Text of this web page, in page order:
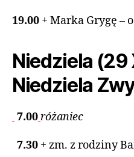
19.00 + Marka Grygę –
Niedziela
Niedziela
7.00różaniec
7.30 + zm. z rodziny